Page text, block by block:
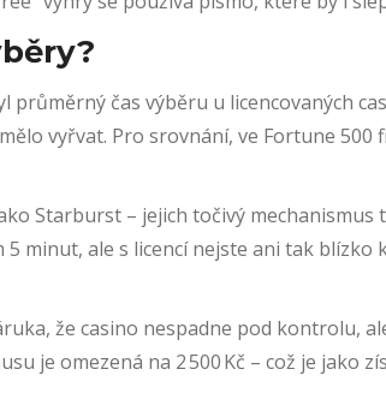
průměrný čas výběru u licencovaných
vyřvat. Pro srovnání, ve Fortune
Starburst – jejich točivý
5 minut, ale s licencí nejste ani tak
že casino nespadne pod kontrolu,
je omezená na 2 500 Kč – což je